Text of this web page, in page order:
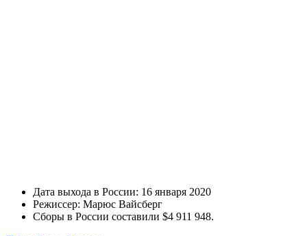
Дата выхода в России: 16 января 2020
Режиссер: Марюс Вайсберг
Сборы в России составили $4 911 948.